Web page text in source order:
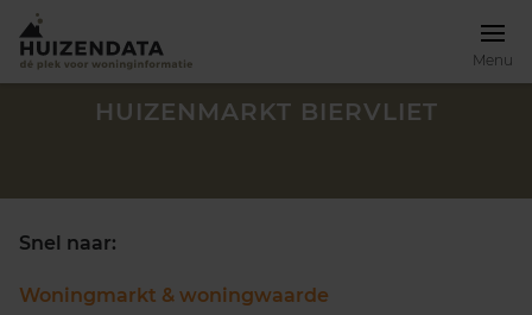
Menu
HUIZENMARKT BIERVLIET
Snel naar:
Woningmarkt & woningwaarde